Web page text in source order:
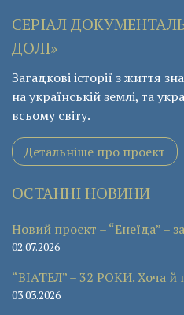
СЕРІАЛ
ДОЛІ»
Загадкові історії з життя
на українській землі, та
всьому світу.
Детальніше про проект
ОСТАННІ НОВИНИ
Новий проєкт – “Енеїда” –
02.07.2026
“ВІАТЕЛ” – 32 РОКИ. Хоча й
03.03.2026